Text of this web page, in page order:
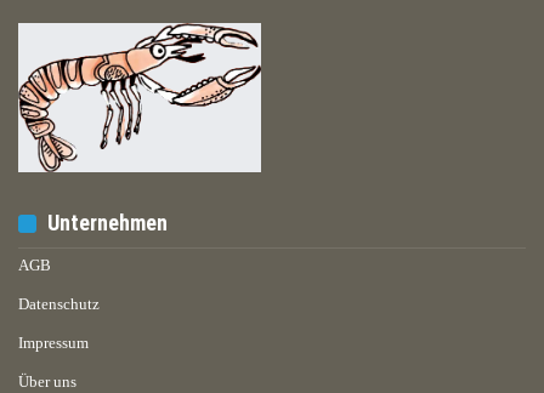
Unternehmen
AGB
Datenschutz
Impressum
Über uns